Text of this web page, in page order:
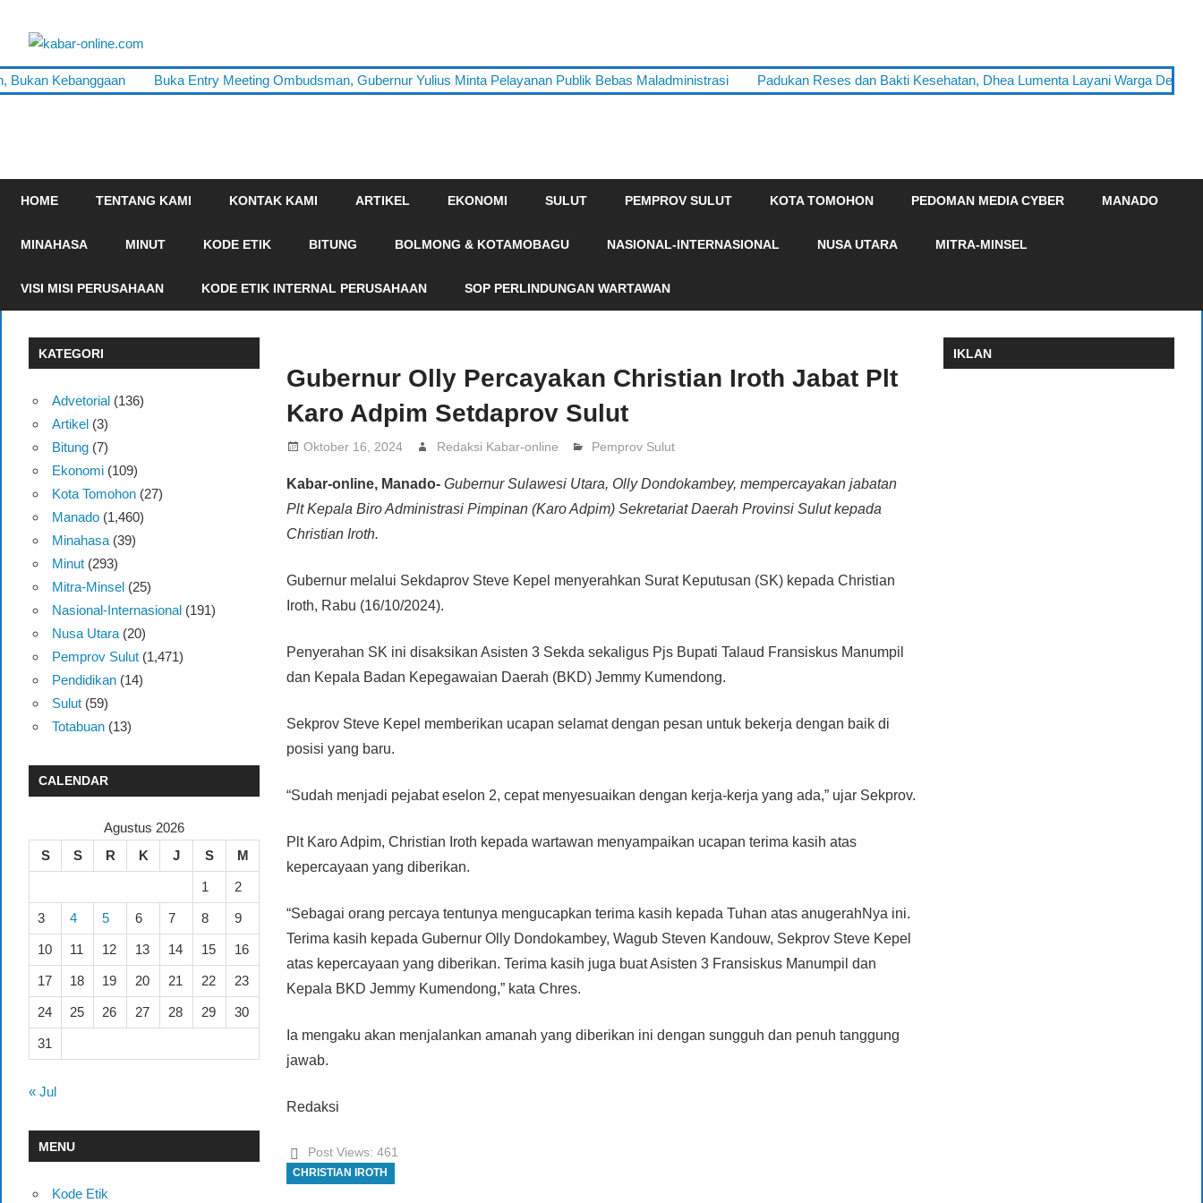
online.com
terpercaya
dalam
Bukan Kebanggaan Buka Entry Meeting Ombudsman, Gubernur Yulius Minta Pelayanan Publik Bebas Maladministrasi Padukan Reses dan Bakti Kesehatan, Dhea Lumenta Layani Warga Desa
HOME TENTANG KAMI KONTAK KAMI ARTIKEL EKONOMI SULUT PEMPROV SULUT KOTA TOMOHON PEDOMAN MEDIA CYBER MANADO
MINAHASA MINUT KODE ETIK BITUNG BOLMONG & KOTAMOBAGU NASIONAL-INTERNASIONAL NUSA UTARA MITRA-MINSEL
VISI MISI PERUSAHAAN KODE ETIK INTERNAL PERUSAHAAN SOP PERLINDUNGAN WARTAWAN
Gubernur Olly Percayakan Christian Iroth Jabat Plt
Karo Adpim Setdaprov Sulut
Oktober 16, 2024 Redaksi Kabar-online Pemprov Sulut
Kabar-online, Manado- Gubernur Sulawesi Utara, Olly Dondokambey, mempercayakan jabatan
Plt Kepala Biro Administrasi Pimpinan (Karo Adpim) Sekretariat Daerah Provinsi Sulut kepada
Christian Iroth.
Gubernur melalui Sekdaprov Steve Kepel menyerahkan Surat Keputusan (SK) kepada Christian
Iroth, Rabu (16/10/2024).
Penyerahan SK ini disaksikan Asisten 3 Sekda sekaligus Pjs Bupati Talaud Fransiskus Manumpil
dan Kepala Badan Kepegawaian Daerah (BKD) Jemmy Kumendong.
Sekprov Steve Kepel memberikan ucapan selamat dengan pesan untuk bekerja dengan baik di
posisi yang baru.
“Sudah menjadi pejabat eselon 2, cepat menyesuaikan dengan kerja-kerja yang ada,” ujar Sekprov.
Plt Karo Adpim, Christian Iroth kepada wartawan menyampaikan ucapan terima kasih atas
kepercayaan yang diberikan.
“Sebagai orang percaya tentunya mengucapkan terima kasih kepada Tuhan atas anugerahNya ini.
Terima kasih kepada Gubernur Olly Dondokambey, Wagub Steven Kandouw, Sekprov Steve Kepel
atas kepercayaan yang diberikan. Terima kasih juga buat Asisten 3 Fransiskus Manumpil dan
Kepala BKD Jemmy Kumendong,” kata Chres.
Ia mengaku akan menjalankan amanah yang diberikan ini dengan sungguh dan penuh tanggung
jawab.
Redaksi
Post Views: 461
CHRISTIAN IROTH
KATEGORI
Advetorial(136)
Artikel(3)
Bitung(7)
Ekonomi(109)
Kota Tomohon(27)
Manado(1,460)
Minahasa(39)
Minut(293)
Mitra-Minsel(25)
Nasional-Internasional(191)
Nusa Utara(20)
Pemprov Sulut(1,471)
Pendidikan(14)
Sulut(59)
Totabuan(13)
CALENDAR
Agustus 2026
S
S R K J S M
1 2
3 4 5 6 7 8 9
10 11 12 13 14 15 16
17 18 19 20 21 22 23
24 25 26 27 28 29 30
31
« Jul
MENU
Kode Etik
IKLAN